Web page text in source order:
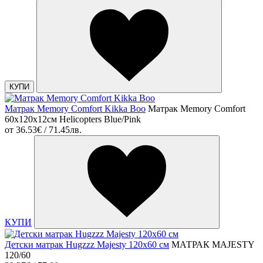
КУПИ
Матрак Memory Comfort Kikka Boo Матрак Memory Comfort
60х120х12см Helicopters Blue/Pink
от 36.53€ / 71.45лв.
КУПИ
Детски матрак Hugzzz Majesty 120x60 см МАТРАК MAJESTY
120/60